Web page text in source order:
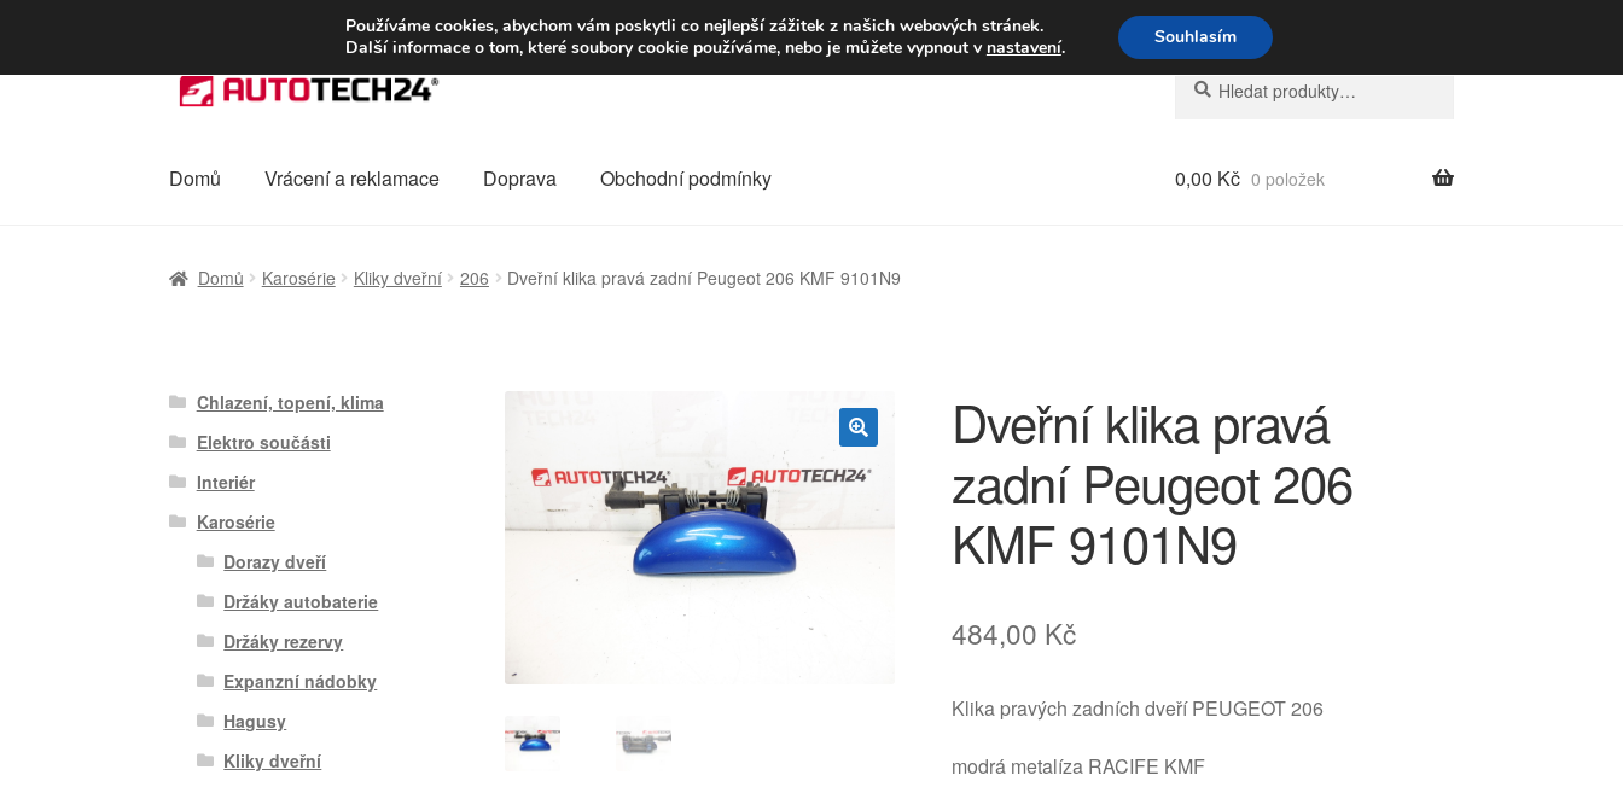
DOPRAVA od 139,-Kč Volejte po-pá 9-16 704 494 494
Přeskočit
na
Přejít
webu
Hledat:
Hledat
Domů Vrácení a reklamace Doprava Obchodní podmínky 0,00 Kč 0 položek
Domů Karosérie Kliky dveřní 206 Dveřní klika pravá zadní Peugeot 206 KMF 9101N9
🔍
Dveřní klika pravá
zadní Peugeot 206
KMF 9101N9
484,00 Kč
Klika pravých zadních dveří PEUGEOT 206
modrá metalíza RACIFE KMF
Chlazení, topení, klima
Elektro součásti
Interiér
Karosérie
Dorazy dveří
Držáky autobaterie
Držáky rezervy
Expanzní nádobky
Hagusy
Kliky dveřní
Používáme cookies, abychom vám poskytli co nejlepší zážitek z našich webových stránek.
Další informace o tom, které soubory cookie používáme, nebo je můžete vypnout v nastavení. Souhlasím